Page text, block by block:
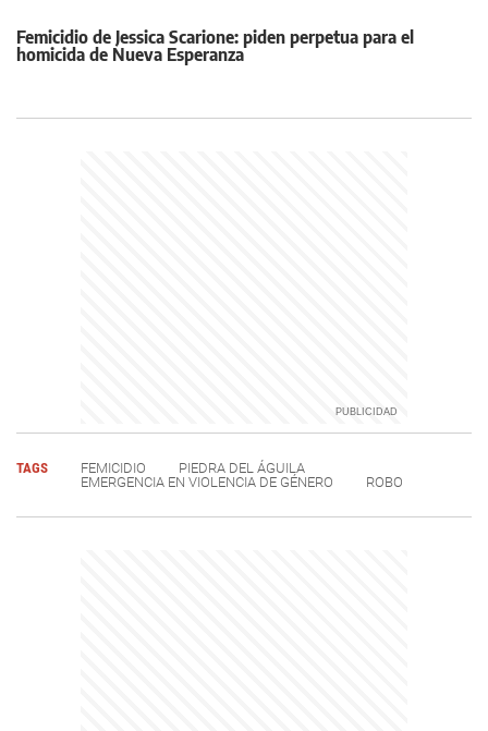
Femicidio de Jessica Scarione: piden perpetua para el
homicida de Nueva Esperanza
TAGS FEMICIDIO
PIEDRA DEL ÁGUILA
EMERGENCIA EN VIOLENCIA DE GÉNERO
ROBO